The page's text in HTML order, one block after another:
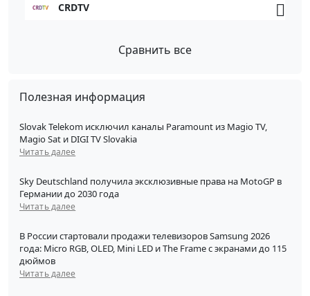
CRDTV
Сравнить все
Полезная информация
Slovak Telekom исключил каналы Paramount из Magio TV,
Magio Sat и DIGI TV Slovakia
Читать далее
Sky Deutschland получила эксклюзивные права на MotoGP в
Германии до 2030 года
Читать далее
В России стартовали продажи телевизоров Samsung 2026
года: Micro RGB, OLED, Mini LED и The Frame с экранами до 115
дюймов
Читать далее